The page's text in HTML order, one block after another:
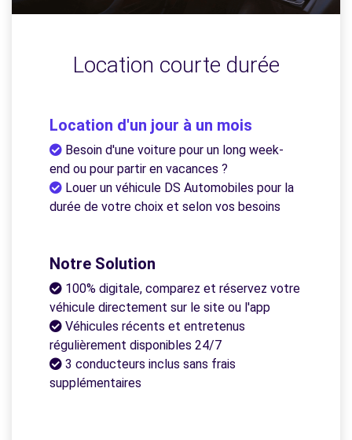
Location courte durée
Location d'un jour à un mois
Besoin d'une voiture pour un long week-
end ou pour partir en vacances ?
Louer un véhicule DS Automobiles pour la
durée de votre choix et selon vos besoins
Notre Solution
100% digitale, comparez et réservez votre
véhicule directement sur le site ou l'app
Véhicules récents et entretenus
régulièrement disponibles 24/7
3 conducteurs inclus sans frais
supplémentaires